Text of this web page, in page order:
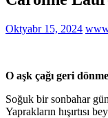
Oktyabr 15, 2024
O aşk çağı geri
Soğuk bir sonbahar
Yaprakların hışırtısı